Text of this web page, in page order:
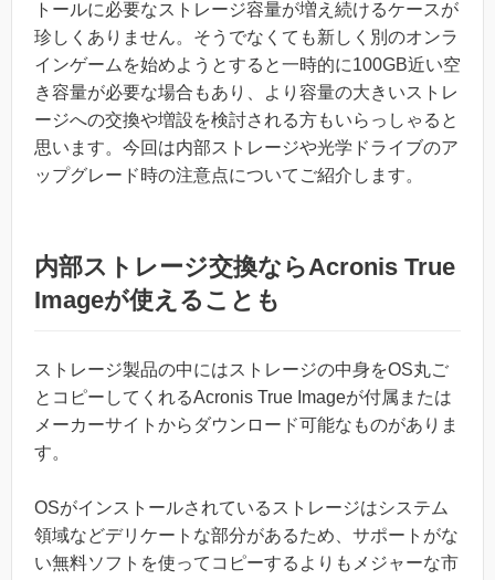
トールに必要なストレージ容量が増え続けるケースが
珍しくありません。そうでなくても新しく別のオンラ
インゲームを始めようとすると一時的に100GB近い空
き容量が必要な場合もあり、より容量の大きいストレ
ージへの交換や増設を検討される方もいらっしゃると
思います。今回は内部ストレージや光学ドライブのア
ップグレード時の注意点についてご紹介します。
内部ストレージ交換ならAcronis True
Imageが使えることも
ストレージ製品の中にはストレージの中身をOS丸ご
とコピーしてくれるAcronis True Imageが付属または
メーカーサイトからダウンロード可能なものがありま
す。
OSがインストールされているストレージはシステム
領域などデリケートな部分があるため、サポートがな
い無料ソフトを使ってコピーするよりもメジャーな市